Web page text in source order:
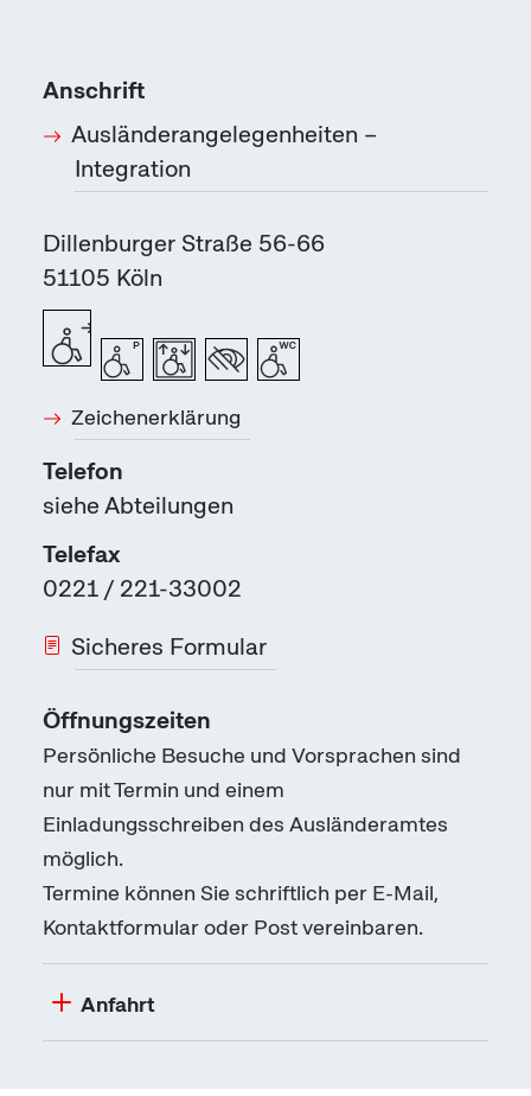
Anschrift
Ausländerangelegenheiten –
Integration
Dillenburger Straße 56-66
51105 Köln
Zeichenerklärung
Telefon
siehe Abteilungen
Telefax
0221 / 221-33002
Sicheres Formular
Öffnungszeiten
Persönliche Besuche und Vorsprachen sind
nur mit Termin und einem
Einladungsschreiben des Ausländeramtes
möglich.
Termine können Sie schriftlich per E-Mail,
Kontaktformular oder Post vereinbaren.
Anfahrt